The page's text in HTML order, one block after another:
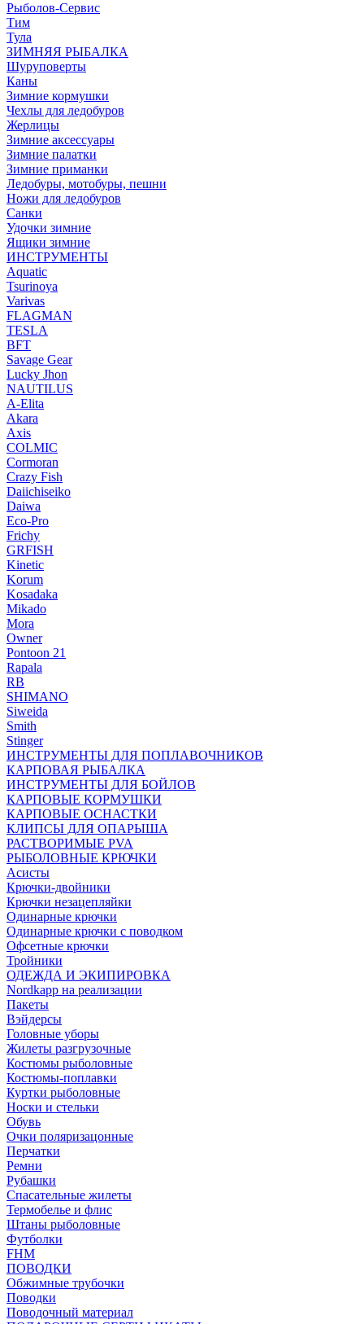
Рыболов-Сервис
Тим
Тула
ЗИМНЯЯ РЫБАЛКА
Шуруповерты
Каны
Зимние кормушки
Чехлы для ледобуров
Жерлицы
Зимние аксессуары
Зимние палатки
Зимние приманки
Ледобуры, мотобуры, пешни
Ножи для ледобуров
Санки
Удочки зимние
Ящики зимние
ИНСТРУМЕНТЫ
Aquatic
Tsurinoya
Varivas
FLAGMAN
TESLA
BFT
Savage Gear
Lucky Jhon
NAUTILUS
A-Elita
Akara
Axis
COLMIC
Cormoran
Crazy Fish
Daiichiseiko
Daiwa
Eco-Pro
Frichy
GRFISH
Kinetic
Korum
Kosadaka
Mikado
Mora
Owner
Pontoon 21
Rapala
RB
SHIMANO
Siweida
Smith
Stinger
ИНСТРУМЕНТЫ ДЛЯ ПОПЛАВОЧНИКОВ
КАРПОВАЯ РЫБАЛКА
ИНСТРУМЕНТЫ ДЛЯ БОЙЛОВ
КАРПОВЫЕ КОРМУШКИ
КАРПОВЫЕ ОСНАСТКИ
КЛИПСЫ ДЛЯ ОПАРЫША
РАСТВОРИМЫЕ PVA
РЫБОЛОВНЫЕ КРЮЧКИ
Асисты
Крючки-двойники
Крючки незацепляйки
Одинарные крючки
Одинарные крючки с поводком
Офсетные крючки
Тройники
ОДЕЖДА И ЭКИПИРОВКА
Nordkapp на реализации
Пакеты
Вэйдерсы
Головные уборы
Жилеты разгрузочные
Костюмы рыболовные
Костюмы-поплавки
Куртки рыболовные
Носки и стельки
Обувь
Очки поляризацонные
Перчатки
Ремни
Рубашки
Спасательные жилеты
Термобелье и флис
Штаны рыболовные
Футболки
FHM
ПОВОДКИ
Обжимные трубочки
Поводки
Поводочный материал